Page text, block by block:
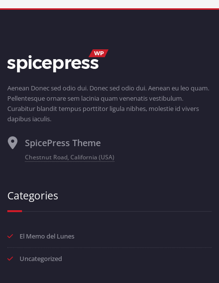
Aenean Donec sed odio dui. Donec sed odio dui. Aenean eu leo quam.
Pellentesque ornare sem lacinia quam venenatis vestibulum.
Curabitur blandit tempus porttitor ligula nibhes, molestie id vivers
dapibus iaculis.
SpicePress Theme
Chestnut Road, California (USA)
Categories
El Memo del Lunes
Uncategorized